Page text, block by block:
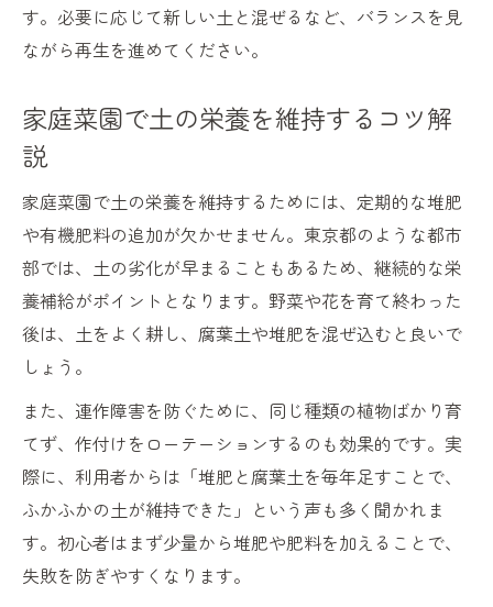
す。必要に応じて新しい土と混ぜるなど、バランスを見
ながら再生を進めてください。
家庭菜園で土の栄養を維持するコツ解
説
家庭菜園で土の栄養を維持するためには、定期的な堆肥
や有機肥料の追加が欠かせません。東京都のような都市
部では、土の劣化が早まることもあるため、継続的な栄
養補給がポイントとなります。野菜や花を育て終わった
後は、土をよく耕し、腐葉土や堆肥を混ぜ込むと良いで
しょう。
また、連作障害を防ぐために、同じ種類の植物ばかり育
てず、作付けをローテーションするのも効果的です。実
際に、利用者からは「堆肥と腐葉土を毎年足すことで、
ふかふかの土が維持できた」という声も多く聞かれま
す。初心者はまず少量から堆肥や肥料を加えることで、
失敗を防ぎやすくなります。